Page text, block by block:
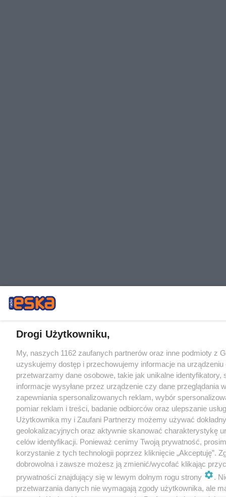
Drogi Użytkowniku,
My, naszych 1162 zaufanych partnerów oraz inne podmioty z
uzyskujemy dostęp i przechowujemy informacje na urządzeniu
przetwarzamy dane osobowe, takie jak unikalne identyfikatory,
informacje wysyłane przez urządzenie czy dane przeglądania
zapewniania spersonalizowanych reklam, wybór
pomiar reklam i treści, badanie odbiorców oraz ulepszanie
Użytkownika my i Zaufani Partnerzy możemy używać
geolokalizacyjnych oraz aktywnie skanować charakterystykę
celów identyfikacji. Ponieważ cenimy Twoją prywatność,
korzystanie z tych technologii poprzez kliknięcie „Akceptuję”.
dobrowolna i zawsze możesz ją zmienić/wycofać klikając
prywatności znajdujący się w lewym dolnym rogu strony
.
przetwarzania danych nie wymagają zgody użytkownika, ale